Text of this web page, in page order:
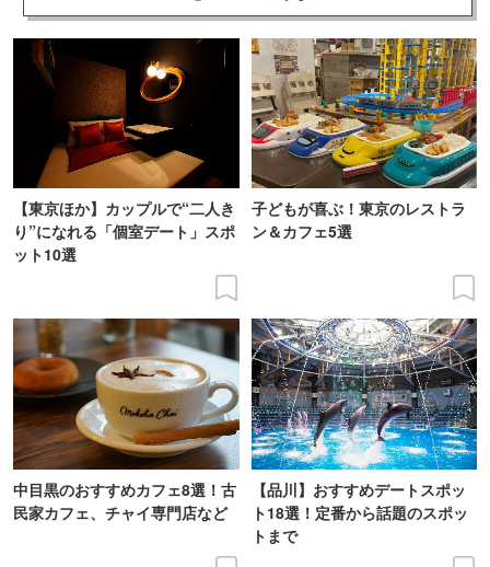
【東京ほか】カップルで“二人き
り”になれる「個室デート」スポ
ット10選
子どもが喜ぶ！東京のレストラ
ン＆カフェ5選
中目黒のおすすめカフェ8選！古
民家カフェ、チャイ専門店など
【品川】おすすめデートスポッ
ト18選！定番から話題のスポッ
トまで